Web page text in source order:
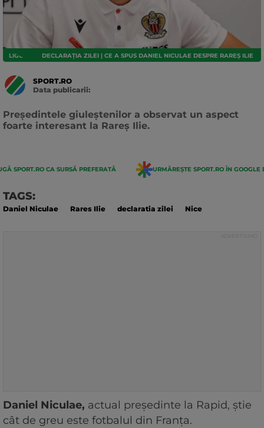
LIGUE 1 DECLARAȚIA ZILEI | CE A SPUS DANIEL NICULAE DESPRE RAREȘ ILIE
SPORT.RO
Data publicarii:
Președintele giuleștenilor a observat un aspect
foarte interesant la Rareș Ilie.
SPORT.RO CA SURSĂ PREFERATĂ URMĂREȘTE SPORT.RO ÎN GOOGLE
TAGS:
Daniel Niculae Rares Ilie declaratia zilei Nice
Daniel Niculae, actual președinte la Rapid, știe
cât de greu este fotbalul din Franța.